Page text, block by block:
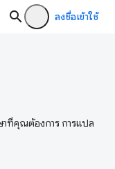
ลงชื่อเข้าใช้
าที่คุณต้องการ การแปล